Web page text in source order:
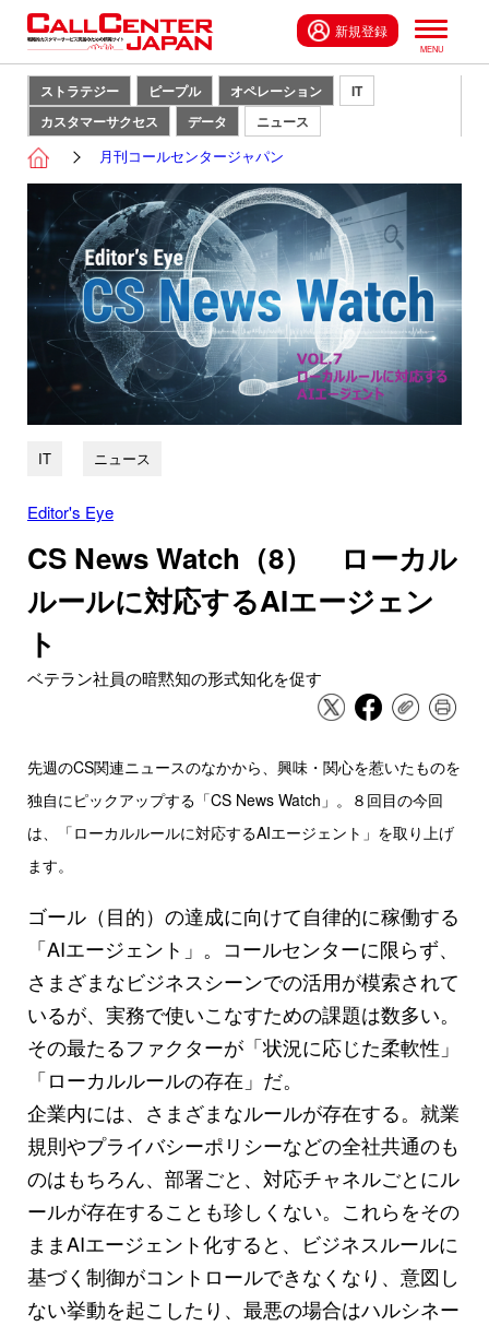
新規登録
ストラテジー ピープル オペレーション
IT
カスタマーサクセス
データ ニュース
月刊コールセンタージャパン
IT ニュース
Editor's Eye
CS News Watch（8） ローカル
ルールに対応するAIエージェン
ト
ベテラン社員の暗黙知の形式知化を促す
先週のCS関連ニュースのなかから、興味・関心を惹いたものを
独自にピックアップする「CS News Watch」。８回目の今回
は、「ローカルルールに対応するAIエージェント」を取り上げ
ます。
ゴール（目的）の達成に向けて自律的に稼働する
「AIエージェント」。コールセンターに限らず、
さまざまなビジネスシーンでの活用が模索されて
いるが、実務で使いこなすための課題は数多い。
その最たるファクターが「状況に応じた柔軟性」
「ローカルルールの存在」だ。
企業内には、さまざまなルールが存在する。就業
規則やプライバシーポリシーなどの全社共通のも
のはもちろん、部署ごと、対応チャネルごとにル
ールが存在することも珍しくない。これらをその
ままAIエージェント化すると、ビジネスルールに
基づく制御がコントロールできなくなり、意図し
ない挙動を起こしたり、最悪の場合はハルシネー